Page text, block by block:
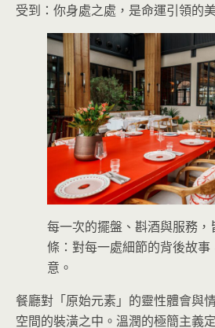
受到：你身處之處，是命運引領的
每一次的擺盤、斟酒與服務
條：對每一處細節的背後故事
意。
餐廳對「原始元素」的靈性體會與
空間的裝潢之中。溫潤的極簡主義